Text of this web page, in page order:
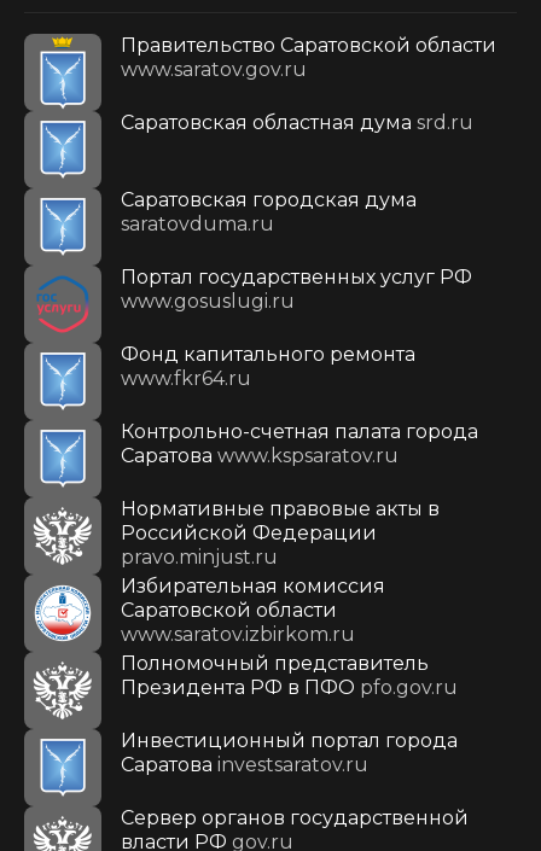
Правительство Саратовской области
www.saratov.gov.ru
Саратовская областная дума srd.ru
Саратовская городская дума
saratovduma.ru
Портал государственных услуг РФ
www.gosuslugi.ru
Фонд капитального ремонта
www.fkr64.ru
Контрольно-счетная палата города
Саратова www.kspsaratov.ru
Нормативные правовые акты в
Российской Федерации
pravo.minjust.ru
Избирательная комиссия
Саратовской области
www.saratov.izbirkom.ru
Полномочный представитель
Президента РФ в ПФО pfo.gov.ru
Инвестиционный портал города
Саратова investsaratov.ru
Сервер органов государственной
власти РФ gov.ru